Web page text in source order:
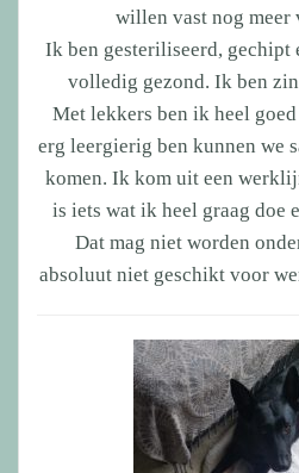
willen vast nog meer
Ik ben gesteriliseerd, gechipt
volledig gezond. Ik ben
Met lekkers ben ik heel
erg leergierig ben kunnen we
komen. Ik kom uit een
is iets wat ik heel graag doe
Dat mag niet worden
absoluut niet geschikt voor